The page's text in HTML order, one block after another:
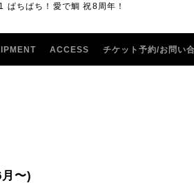
ちぱち！愛で鯛 祝8周年！
ACCESS チケット予約/お問い
〜)